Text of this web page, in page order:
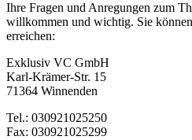
Ihre Fragen und Anregungen zum
willkommen und wichtig. Sie
erreichen:
Exklusiv VC GmbH
Karl-Krämer-Str. 15
71364 Winnenden
Tel.: 030921025250
Fax: 030921025299